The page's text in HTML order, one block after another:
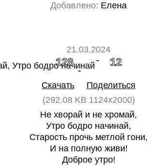
Добавлено: Елена
21.03.2024
128 12
Скачать
Поделиться
(292.08 KB 1124x2000)
Не хворай и не хромай,
Утро бодро начинай,
Старость прочь метлой гони,
И на полную живи!
Доброе утро!